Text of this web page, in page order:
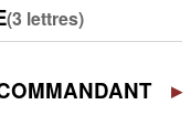
(3 lettres)